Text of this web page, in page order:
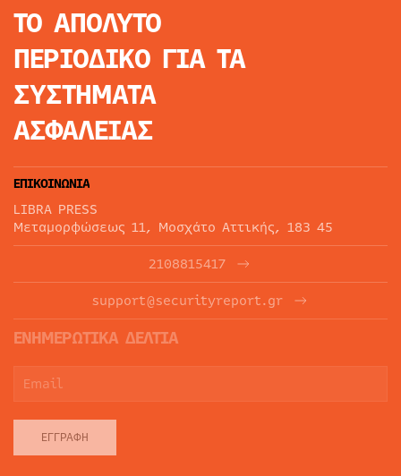
ΤΟ ΑΠΟΛΥΤΟ
ΠΕΡΙΟΔΙΚΟ ΓΙΑ ΤΑ
ΣΥΣΤΗΜΑΤΑ
ΑΣΦΑΛΕΙΑΣ
ΕΠΙΚΟΙΝΩΝΙΑ
LIBRA PRESS
Μεταμορφώσεως 11, Μοσχάτο Αττικής, 183 45
2108815417
support@securityreport.gr
ΕΝΗΜΕΡΩΤΙΚΑ ΔΕΛΤΙΑ
ΕΓΓΡΑΦΉ